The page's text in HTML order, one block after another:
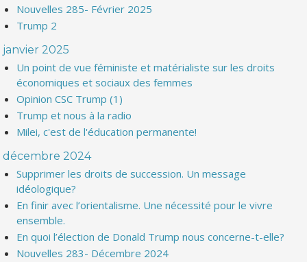
Nouvelles 285- Février 2025
Trump 2
janvier 2025
Un point de vue féministe et matérialiste sur les droits
économiques et sociaux des femmes
Opinion CSC Trump (1)
Trump et nous à la radio
Milei, c'est de l'éducation permanente!
décembre 2024
Supprimer les droits de succession. Un message
idéologique?
En finir avec l’orientalisme. Une nécessité pour le vivre
ensemble.
En quoi l’élection de Donald Trump nous concerne-t-elle?
Nouvelles 283- Décembre 2024